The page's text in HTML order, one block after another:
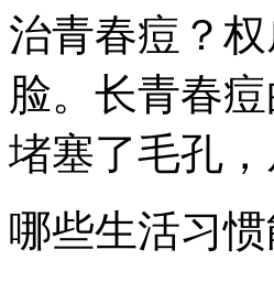
治青春痘？
脸。长青春
堵塞了毛孔
哪些生活习